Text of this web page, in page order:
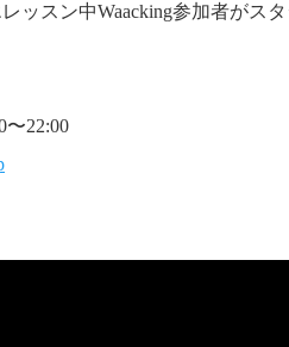
ッスン中Waacking参加者がス
〜22:00